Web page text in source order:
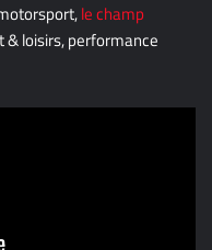
le champ
& loisirs, performance